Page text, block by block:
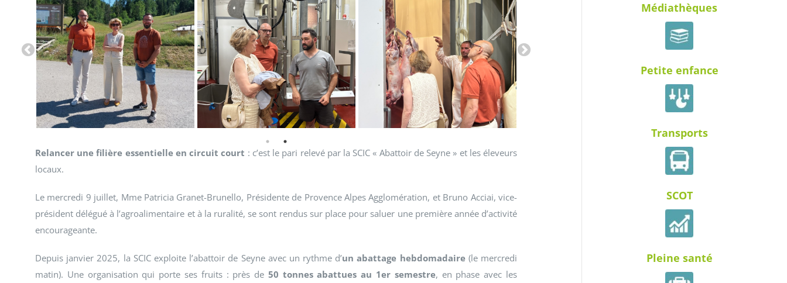
Relancer une filière essentielle en circuit court : c’est le pari relevé par la SCIC « Abattoir de Seyne » et les éleveurs
locaux.
Le mercredi 9 juillet, Mme Patricia Granet-Brunello, Présidente de Provence Alpes Agglomération, et Bruno Acciai, vice-
président délégué à l’agroalimentaire et à la ruralité, se sont rendus sur place pour saluer une première année d’activité
encourageante.
Depuis janvier 2025, la SCIC exploite l’abattoir de Seyne avec un rythme d’un abattage hebdomadaire(le mercredi
matin). Une organisation qui porte ses fruits : près de 50 tonnes abattues au 1er semestre, en phase avec les
Médiathèques
Petite enfance
Transports
SCOT
Pleine santé